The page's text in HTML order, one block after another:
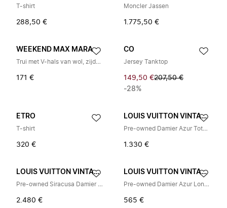
T-shirt
288,50 €
Moncler Jassen
1.775,50 €
WEEKEND MAX MARA
Trui met V-hals van wol, zijde en kasjmier
171 €
CO
Jersey Tanktop
149,50 €207,50 €
-28%
ETRO
T-shirt
320 €
LOUIS VUITTON VINTAGE
Pre-owned Damier Azur Tote Bag
1.330 €
LOUIS VUITTON VINTAGE
Pre-owned Siracusa Damier Azur Schoudertas
2.480 €
LOUIS VUITTON VINTAGE
Pre-owned Damier Azur Long Wallet (bi-fold)
565 €